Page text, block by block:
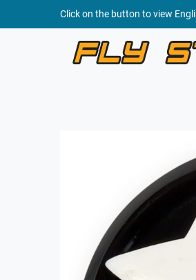
Click on the button to view